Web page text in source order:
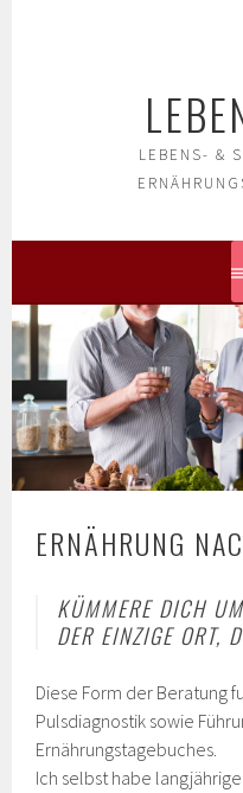
LEBENS- &
ERNÄHRUNG
KÜMMERE DICH
DER EINZIGE ORT,
Diese Form der Beratung
Pulsdiagnostik sowie
Ernährungstagebuches.
Ich selbst habe